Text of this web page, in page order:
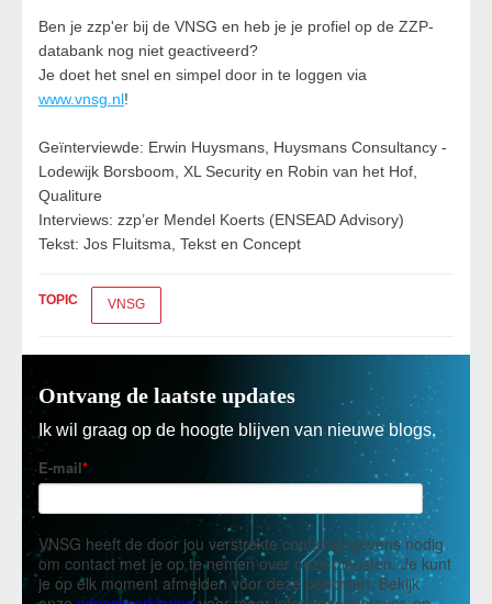
Ben je zzp'er bij de VNSG en heb je je profiel op de ZZP-
databank nog niet geactiveerd?
Je doet het snel en simpel door in te loggen via
www.vnsg.nl!
Geïnterviewde: Erwin Huysmans, Huysmans Consultancy -
Lodewijk Borsboom, XL Security en Robin van het Hof,
Qualiture
Interviews: zzp’er Mendel Koerts (ENSEAD Advisory)
Tekst: Jos Fluitsma, Tekst en Concept
TOPIC VNSG
Ontvang de laatste updates
Ik wil graag op de hoogte blijven van nieuwe blogs.